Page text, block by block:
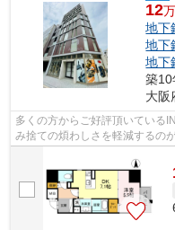
12
地下
地下
地下
築10
大阪
多くの方からご好評頂いている
み捨ての煩わしさを軽減するの